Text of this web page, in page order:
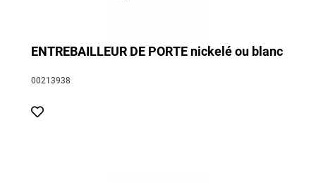
ENTREBAILLEUR DE PORTE nickelé ou blanc
00213938